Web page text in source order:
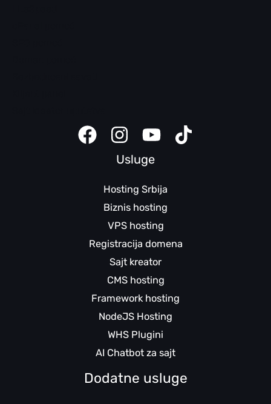
Usluge
Hosting Srbija
Biznis hosting
VPS hosting
Registracija domena
Sajt kreator
CMS hosting
Framework hosting
NodeJS Hosting
WHS Plugini
AI Chatbot za sajt
Dodatne usluge